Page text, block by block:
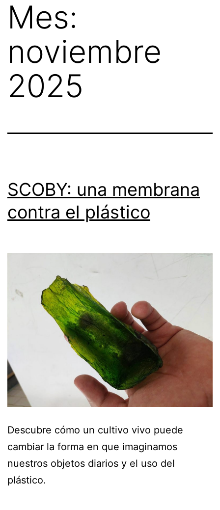
SkipMes:
noviembre
2025
SCOBY: una membrana
contra el plástico
Descubre cómo un cultivo vivo puede
cambiar la forma en que imaginamos
nuestros objetos diarios y el uso del
plástico.